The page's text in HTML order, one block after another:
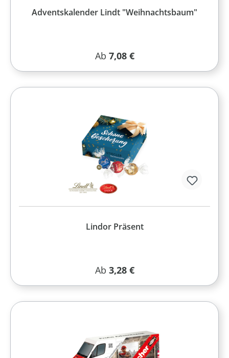
Adventskalender Lindt "Weihnachtsbaum"
Regulärer Preis:
Ab 7,08 €
Lindor Präsent
Regulärer Preis:
Ab 3,28 €